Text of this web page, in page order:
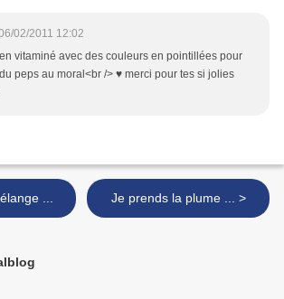
02/2011 12:02
vitaminé avec des couleurs en pointillées pour
peps au moral<br /> ♥ merci pour tes si jolies
... Je prends la plume ... >